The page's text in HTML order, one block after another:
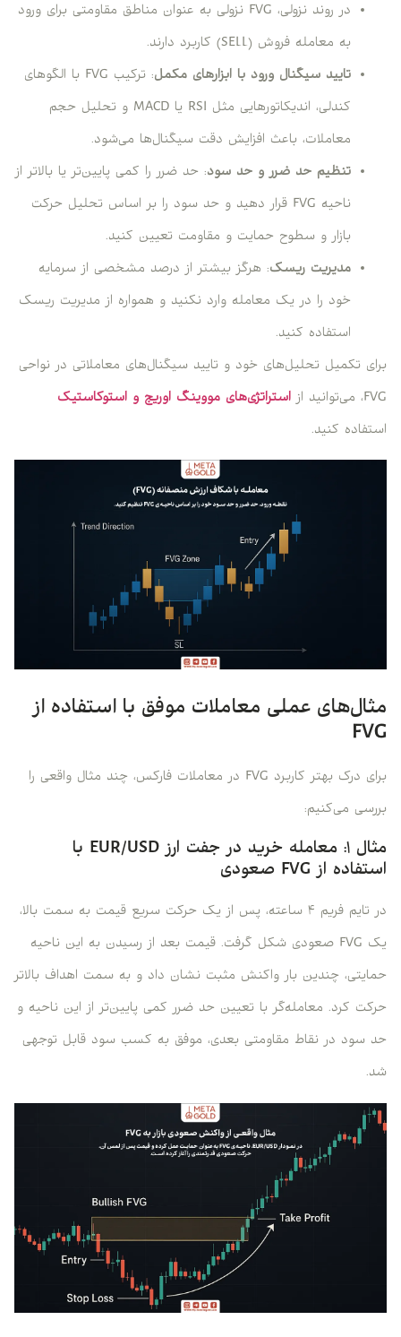
در روند نزولی، FVG نزولی به عنوان مناطق مقاومتی برای ورود
به معامله فروش (SELL) کاربرد دارند.
تایید سیگنال ورود با ابزارهای مکمل
: ترکیب FVG با الگوهای
کندلی، اندیکاتورهایی مثل RSI یا MACD و تحلیل حجم
معاملات، باعث افزایش دقت سیگنال‌ها می‌شود.
تنظیم حد ضرر و حد سود: حد ضرر را کمی پایین‌تر یا بالاتر از
ناحیه FVG قرار دهید و حد سود را بر اساس تحلیل حرکت
بازار و سطوح حمایت و مقاومت تعیین کنید.
مدیریت ریسک: هرگز بیشتر از درصد مشخصی از سرمایه
خود را در یک معامله وارد نکنید و همواره از مدیریت ریسک
استفاده کنید.
برای تکمیل تحلیل‌های خود و تایید سیگنال‌های معاملاتی در نواحی
FVG، می‌توانید از
استراتژی‌های مووینگ اوریج و استوکاستیک
استفاده کنید.
مثال‌های عملی معاملات موفق با استفاده از
FVG
برای درک بهتر کاربرد FVG در معاملات فارکس، چند مثال واقعی را
بررسی می‌کنیم:
مثال ۱: معامله خرید در جفت ارز EUR/USD با
استفاده از FVG صعودی
در تایم فریم ۴ ساعته، پس از یک حرکت سریع قیمت به سمت بالا،
یک FVG صعودی شکل گرفت. قیمت بعد از رسیدن به این ناحیه
حمایتی، چندین بار واکنش مثبت نشان داد و به سمت اهداف بالاتر
حرکت کرد. معامله‌گر با تعیین حد ضرر کمی پایین‌تر از این ناحیه و
حد سود در نقاط مقاومتی بعدی، موفق به کسب سود قابل توجهی
شد.